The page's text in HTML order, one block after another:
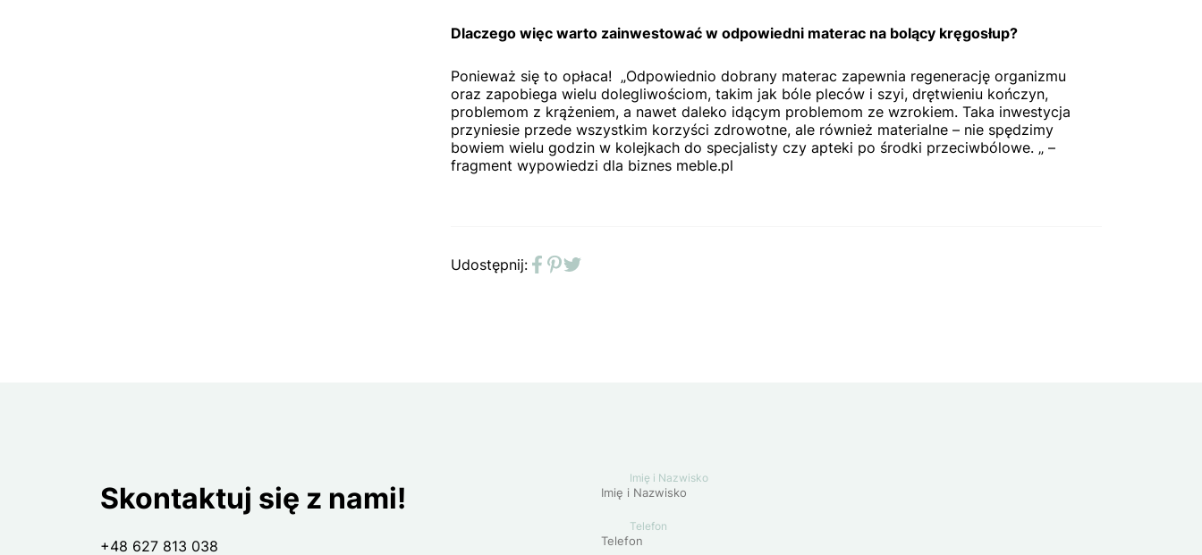
Dlaczego więc warto zainwestować w odpowiedni materac na bolący kręgosłup?
Ponieważ się to opłaca! „Odpowiednio dobrany materac zapewnia regenerację organizmu
oraz zapobiega wielu dolegliwościom, takim jak bóle pleców i szyi, drętwieniu kończyn,
problemom z krążeniem, a nawet daleko idącym problemom ze wzrokiem. Taka inwestycja
przyniesie przede wszystkim korzyści zdrowotne, ale również materialne – nie spędzimy
bowiem wielu godzin w kolejkach do specjalisty czy apteki po środki przeciwbólowe. „ –
fragment wypowiedzi dla biznes meble.pl
Udostępnij:
Facebook
Pinterest
Twitter
Skontaktuj się z nami!
+48 627 813 038
Imię i Nazwisko
Telefon